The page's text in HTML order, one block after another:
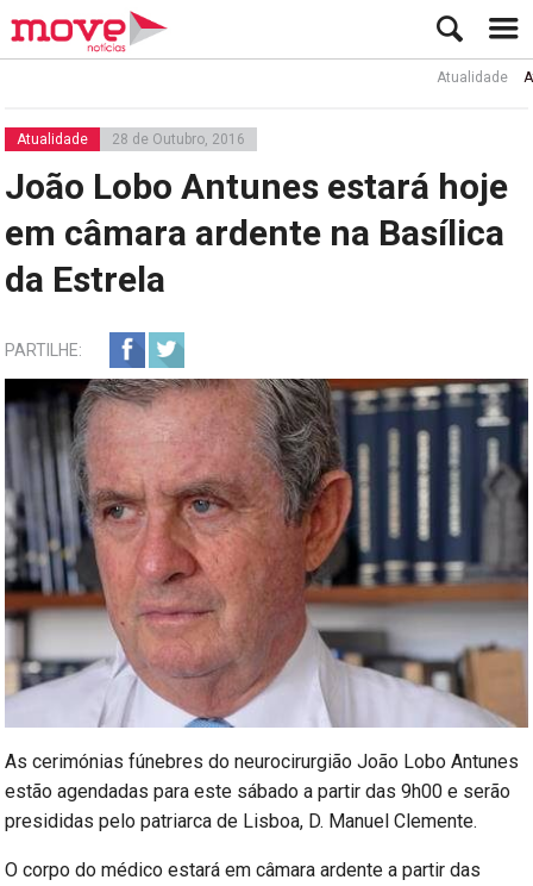
Atualidade Ator
Atualidade 28 de Outubro, 2016
João Lobo Antunes estará hoje
em câmara ardente na Basílica
da Estrela
PARTILHE:
As cerimónias fúnebres do neurocirurgião João Lobo Antunes
estão agendadas para este sábado a partir das 9h00 e serão
presididas pelo patriarca de Lisboa, D. Manuel Clemente.
O corpo do médico estará em câmara ardente a partir das